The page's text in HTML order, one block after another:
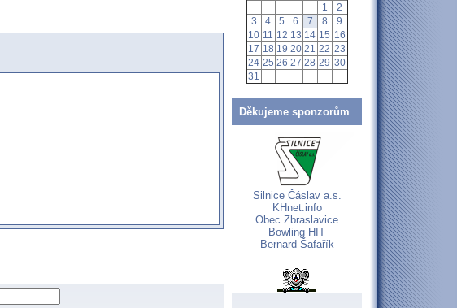
1
2
3
4 5 6 7 8
9
10 11 12 13 14 15 16
17 18 19 20 21 22 23
24 25 26 27 28 29 30
31
Děkujeme sponzorům
Silnice Čáslav a.s.
KHnet.info
Obec Zbraslavice
Bowling HIT
Bernard Šafařík